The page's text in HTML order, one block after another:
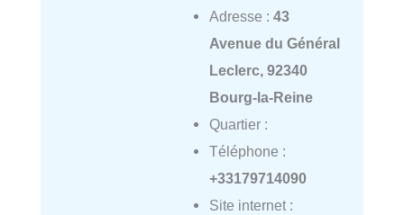
Adresse : 43
Avenue du Général
Leclerc, 92340
Bourg-la-Reine
Quartier :
Téléphone :
+33179714090
Site internet :